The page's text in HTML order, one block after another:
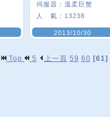
伺服器： 溫柔巨蟹
人 氣： 13238
2013/10/30
Top 5 上一頁 59 60 [61]